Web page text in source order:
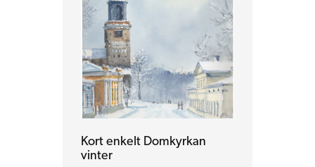
Kort enkelt Domkyrkan
vinter